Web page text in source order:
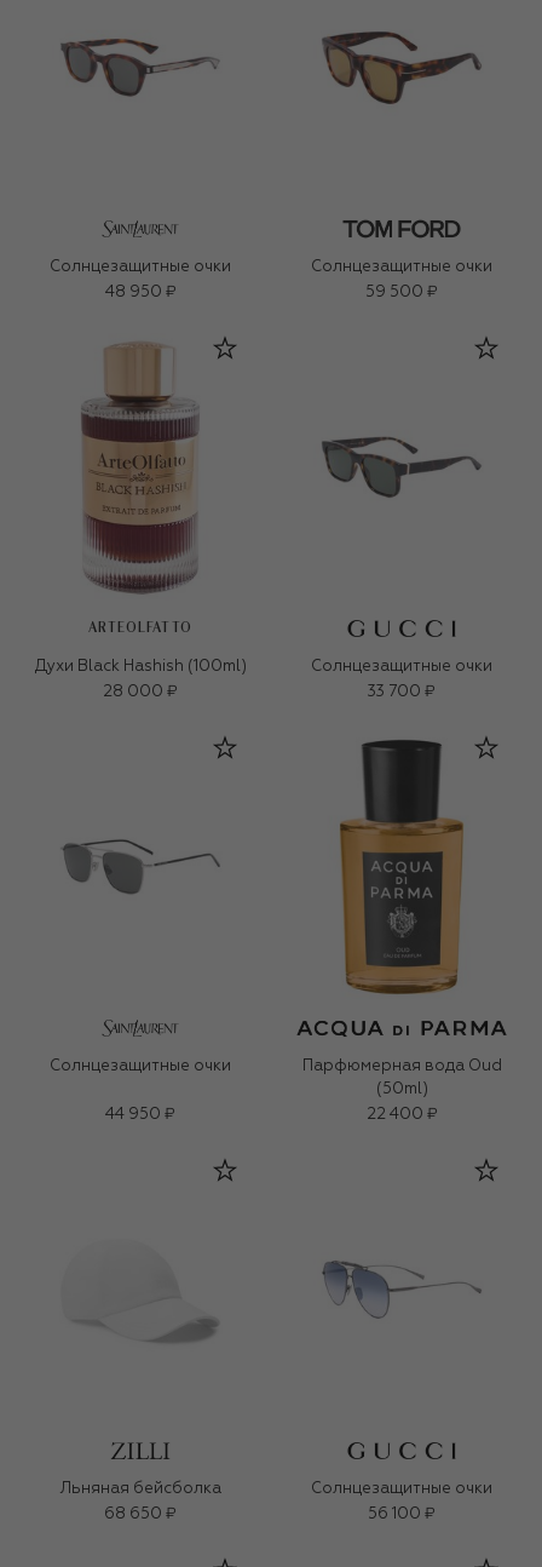
Солнцезащитные очки
48 950 ₽
Солнцезащитные очки
59 500 ₽
ARTEOLFATTO
Духи Black Hashish (100ml)
28 000 ₽
Солнцезащитные очки
33 700 ₽
Солнцезащитные очки
44 950 ₽
Парфюмерная вода Oud
(50ml)
22 400 ₽
Льняная бейсболка
68 650 ₽
Солнцезащитные очки
56 100 ₽